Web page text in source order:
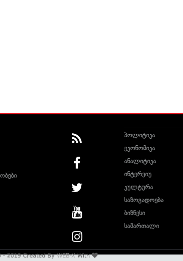
პოლიტიკა
ეკონომიკა
ანალიტიკა
ინტერვიუ
კულტურა
საზოგადოება
ბიზნესი
სამართალი
- 2019 Created ByWEB-XWith